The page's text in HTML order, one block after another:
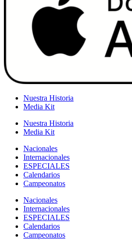
Nuestra Historia
Media Kit
Nuestra Historia
Media Kit
Nacionales
Internacionales
ESPECIALES
Calendarios
Campeonatos
Nacionales
Internacionales
ESPECIALES
Calendarios
Campeonatos